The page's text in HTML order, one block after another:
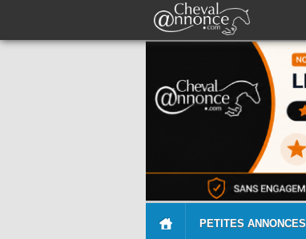
PETITES ANNONCES